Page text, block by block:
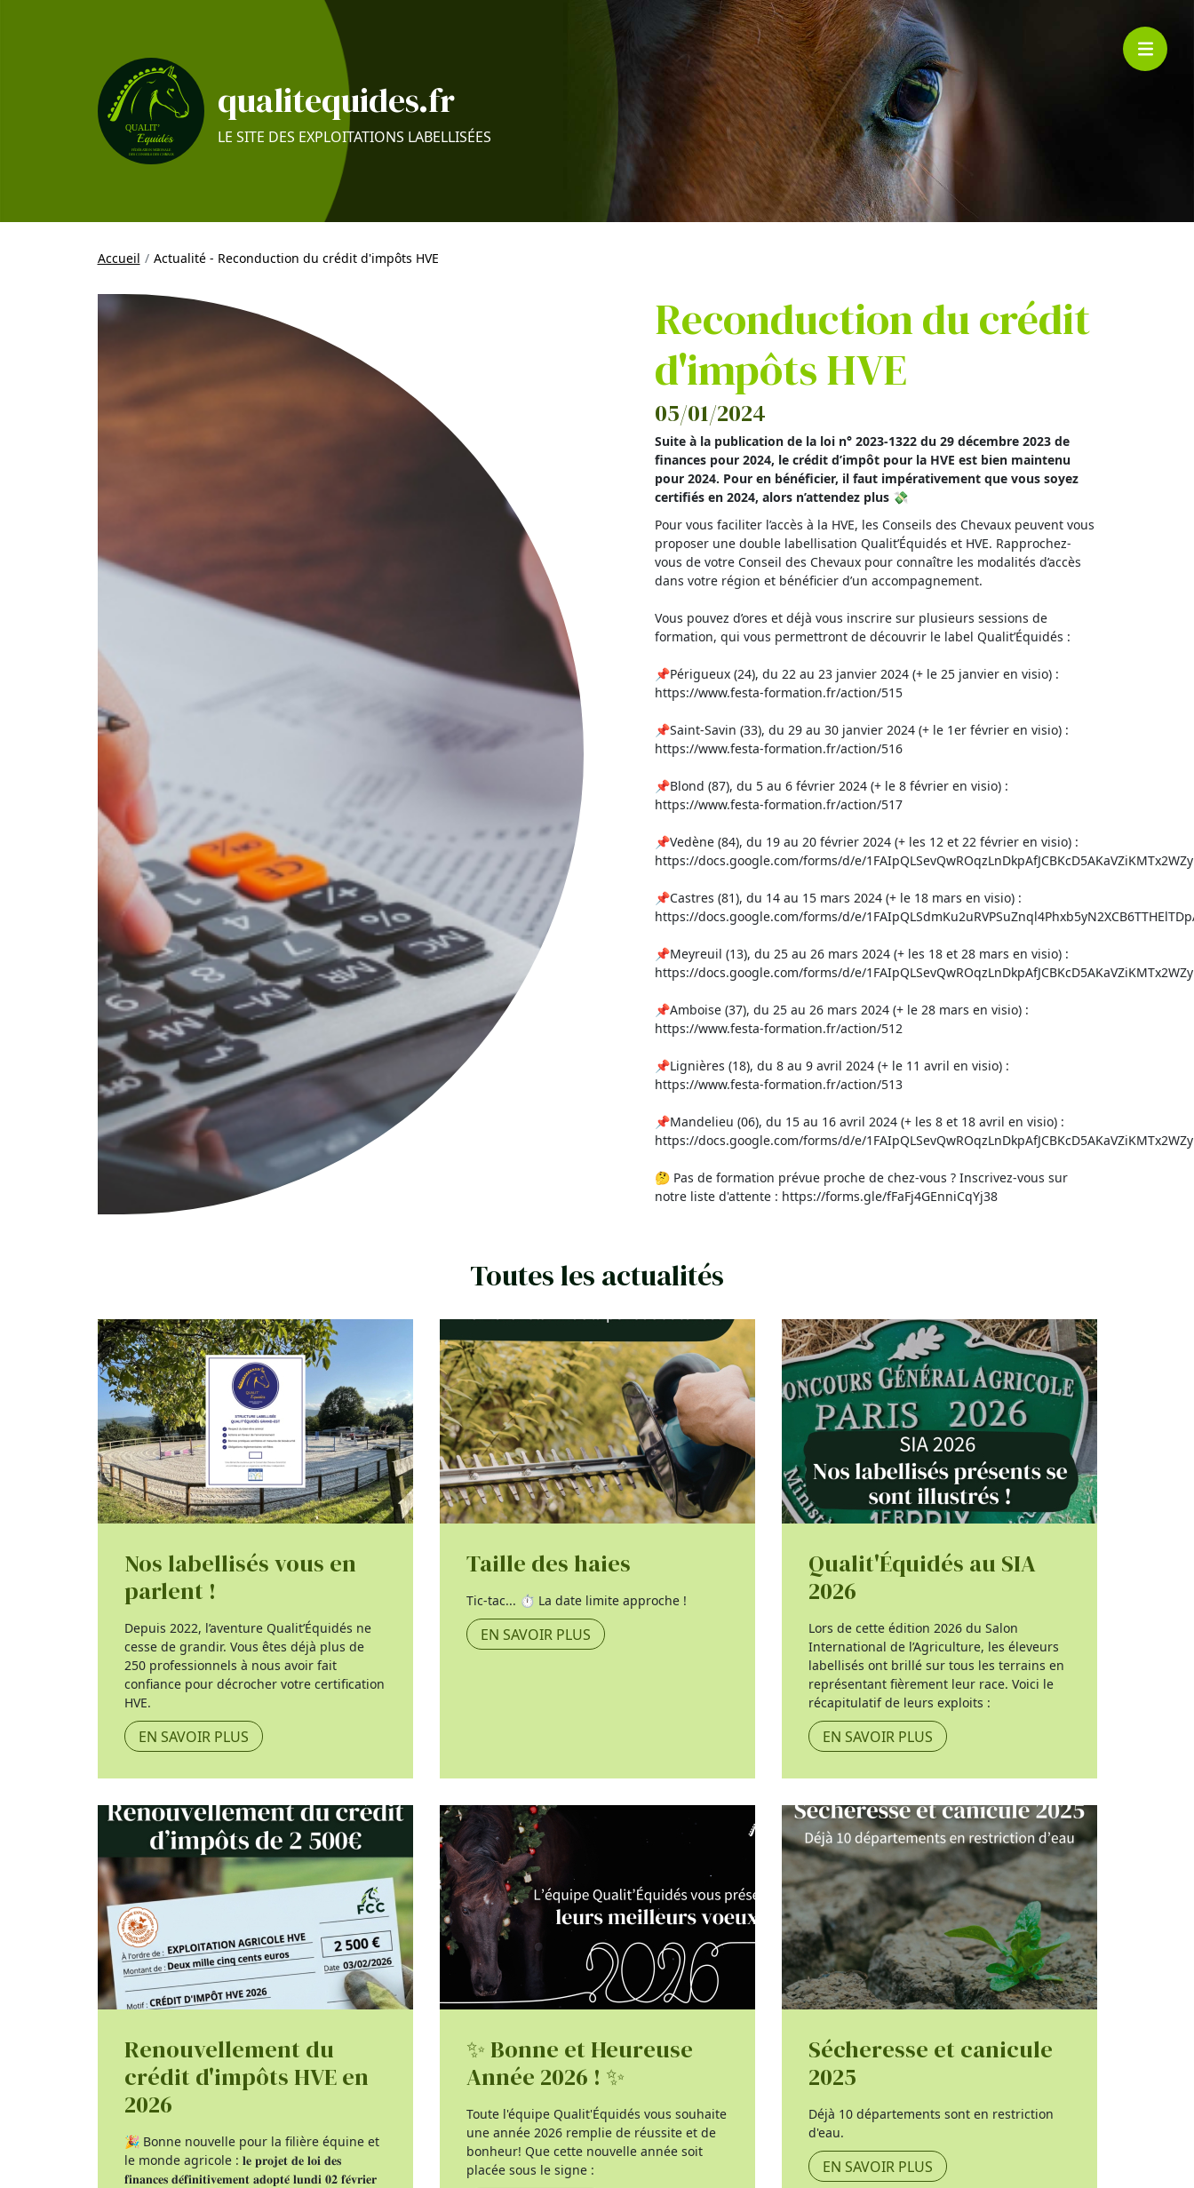
qualitequides.fr
LE SITE DES EXPLOITATIONS LABELLISÉES
Accueil Actualité - Reconduction du crédit d'impôts HVE
Reconduction du crédit
d'impôts HVE
05/01/2024
Suite à la publication de la loi n° 2023-1322 du 29 décembre 2023 de
finances pour 2024, le crédit d’impôt pour la HVE est bien maintenu
pour 2024. Pour en bénéficier, il faut impérativement que vous soyez
certifiés en 2024, alors n’attendez plus 💸
Pour vous faciliter l’accès à la HVE, les Conseils des Chevaux peuvent vous
proposer une double labellisation Qualit’Équidés et HVE. Rapprochez-
vous de votre Conseil des Chevaux pour connaître les modalités d’accès
dans votre région et bénéficier d’un accompagnement.
Vous pouvez d’ores et déjà vous inscrire sur plusieurs sessions de
formation, qui vous permettront de découvrir le label Qualit’Équidés :
📌Périgueux (24), du 22 au 23 janvier 2024 (+ le 25 janvier en visio) :
https://www.festa-formation.fr/action/515
📌Saint-Savin (33), du 29 au 30 janvier 2024 (+ le 1er février en visio) :
https://www.festa-formation.fr/action/516
📌Blond (87), du 5 au 6 février 2024 (+ le 8 février en visio) :
https://www.festa-formation.fr/action/517
📌Vedène (84), du 19 au 20 février 2024 (+ les 12 et 22 février en visio) :
https://docs.google.com/forms/d/e/
📌Castres (81), du 14 au 15 mars 2024 (+ le 18 mars en visio) :
https://docs.google.com/forms/d/e/
📌Meyreuil (13), du 25 au 26 mars 2024 (+ les 18 et 28 mars en visio) :
https://docs.google.com/forms/d/e/
📌Amboise (37), du 25 au 26 mars 2024 (+ le 28 mars en visio) :
https://www.festa-formation.fr/action/512
📌Lignières (18), du 8 au 9 avril 2024 (+ le 11 avril en visio) :
https://www.festa-formation.fr/action/513
📌Mandelieu (06), du 15 au 16 avril 2024 (+ les 8 et 18 avril en visio) :
https://docs.google.com/forms/d/e/
🤔 Pas de formation prévue proche de chez-vous ? Inscrivez-vous sur
notre liste d'attente : https://forms.gle/fFaFj4GEnniCqYj38
Toutes les actualités
Nos labellisés vous en
parlent !
Depuis 2022, l’aventure Qualit’Équidés ne
cesse de grandir. Vous êtes déjà plus de
250 professionnels à nous avoir fait
confiance pour décrocher votre certification
HVE.
EN SAVOIR PLUS
Taille des haies
Tic-tac... ⏱️ La date limite approche !
EN SAVOIR PLUS
Qualit'Équidés au SIA
2026
Lors de cette édition 2026 du Salon
International de l’Agriculture, les éleveurs
labellisés ont brillé sur tous les terrains en
représentant fièrement leur race. Voici le
récapitulatif de leurs exploits :
EN SAVOIR PLUS
Renouvellement du
crédit d'impôts HVE en
2026
🎉 Bonne nouvelle pour la filière équine et
le monde agricole : 𝐥𝐞 𝐩𝐫𝐨𝐣𝐞𝐭 𝐝𝐞 𝐥𝐨𝐢 𝐝𝐞𝐬
𝐟𝐢𝐧𝐚𝐧𝐜𝐞𝐬 𝐝𝐞́𝐟𝐢𝐧𝐢𝐭𝐢𝐯𝐞𝐦𝐞𝐧𝐭 𝐚𝐝𝐨𝐩𝐭𝐞́ 𝐥𝐮𝐧𝐝𝐢 𝟎𝟐 𝐟𝐞́𝐯𝐫𝐢𝐞𝐫
✨ Bonne et Heureuse
Année 2026 ! ✨
Toute l'équipe Qualit'Équidés vous souhaite
une année 2026 remplie de réussite et de
bonheur! Que cette nouvelle année soit
placée sous le signe :
Sécheresse et canicule
2025
Déjà 10 départements sont en restriction
d'eau.
EN SAVOIR PLUS